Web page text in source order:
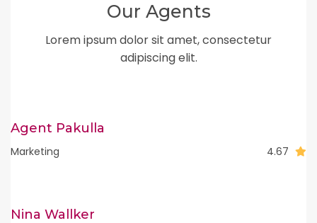
Our Agents
Lorem ipsum dolor sit amet, consectetur
adipiscing elit.
Agent Pakulla
Marketing 4.67
Nina Wallker